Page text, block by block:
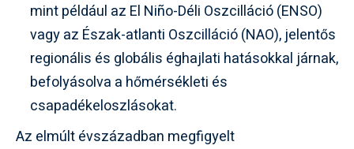
mint például az El Niño-Déli Oszcilláció (ENSO)
vagy az Észak-atlanti Oszcilláció (NAO), jelentős
regionális és globális éghajlati hatásokkal járnak,
befolyásolva a hőmérsékleti és
csapadékeloszlásokat.
Az elmúlt évszázadban megfigyelt